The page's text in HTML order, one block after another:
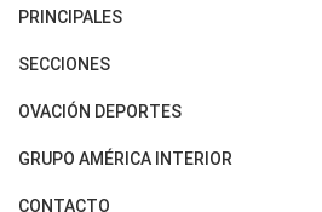
PRINCIPALES
Últimas Noticias
Política
SECCIONES
Horóscopo
Motores
OVACIÓN DEPORTES
Fútbol
Mundial
GRUPO AMÉRICA INTERIOR
Canal 7 en Vivo
CONTACTO